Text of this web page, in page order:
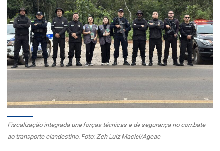
Fiscalização integrada une forças técnicas e de segurança no combate
ao transporte clandestino. Foto: Zeh Luiz Maciel/Ageac